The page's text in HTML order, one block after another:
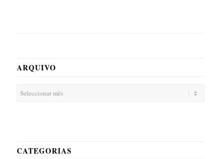
ARQUIVO
CATEGORIAS